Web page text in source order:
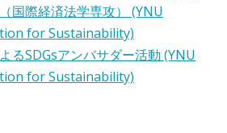
国際経済法学専攻） (YNU
for Sustainability)
るSDGsアンバサダー活動 (YNU
for Sustainability)